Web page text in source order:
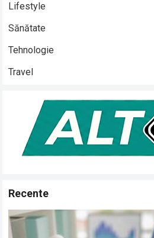
Lifestyle
Sănătate
Tehnologie
Travel
Recente